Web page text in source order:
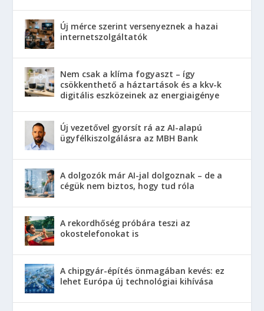
Új mérce szerint versenyeznek a hazai
internetszolgáltatók
Nem csak a klíma fogyaszt – így
csökkenthető a háztartások és a kkv-k
digitális eszközeinek az energiaigénye
Új vezetővel gyorsít rá az AI-alapú
ügyfélkiszolgálásra az MBH Bank
A dolgozók már AI-jal dolgoznak – de a
cégük nem biztos, hogy tud róla
A rekordhőség próbára teszi az
okostelefonokat is
A chipgyár-építés önmagában kevés: ez
lehet Európa új technológiai kihívása